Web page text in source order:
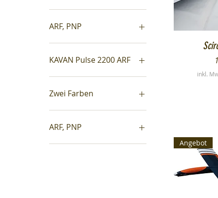
ARF, PNP
KAVAN Pulse 2200 ARF
Zwei Farben
ARF, PNP
ARF Lieferzeit auf anfrage
inkl.
Angebot